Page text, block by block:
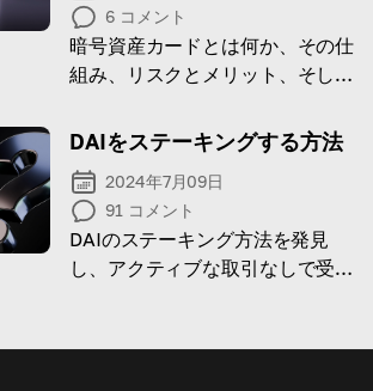
6 コメント
暗号資産カードとは何か、その仕
組み、リスクとメリット、そして
パートナーの選び方について解説
します。
DAIをステーキングする方法
2024年7月09日
91 コメント
DAIのステーキング方法を発見
し、アクティブな取引なしで受動